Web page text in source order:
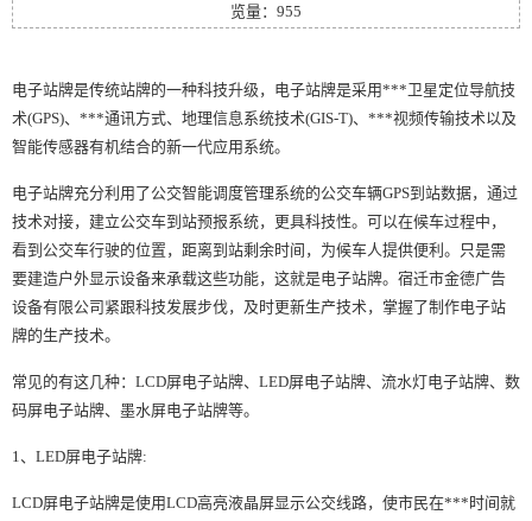
览量：955
电子站牌是传统站牌的一种科技升级，电子站牌是采用***卫星定位导航技
术(GPS)、***通讯方式、地理信息系统技术(GIS-T)、***视频传输技术以及
智能传感器有机结合的新一代应用系统。
电子站牌充分利用了公交智能调度管理系统的公交车辆GPS到站数据，通过
技术对接，建立公交车到站预报系统，更具科技性。可以在候车过程中，
看到公交车行驶的位置，距离到站剩余时间，为候车人提供便利。只是需
要建造户外显示设备来承载这些功能，这就是电子站牌。宿迁市金德广告
设备有限公司紧跟科技发展步伐，及时更新生产技术，掌握了制作电子站
牌的生产技术。
常见的有这几种：LCD屏电子站牌、LED屏电子站牌、流水灯电子站牌、数
码屏电子站牌、墨水屏电子站牌等。
1、LED屏电子站牌:
LCD屏电子站牌是使用LCD高亮液晶屏显示公交线路，使市民在***时间就